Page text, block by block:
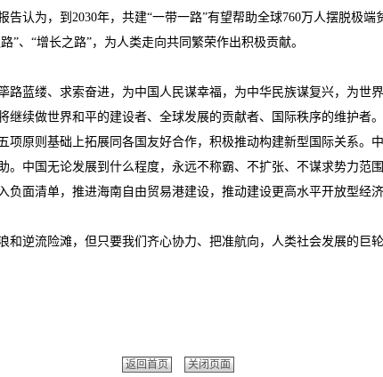
为，到2030年，共建“一带一路”有望帮助全球760万人摆脱极端
”、“增长之路”，为人类走向共同繁荣作出积极贡献。
蓝缕、求索奋进，为中国人民谋幸福，为中华民族谋复兴，为世
续做世界和平的建设者、全球发展的贡献者、国际秩序的维护者。
则基础上拓展同各国友好合作，积极推动构建新型国际关系。
中国无论发展到什么程度，永远不称霸、不扩张、不谋求势力范
面清单，推进海南自由贸易港建设，推动建设更高水平开放型经
流险滩，但只要我们齐心协力、把准航向，人类社会发展的巨轮
返回首页 关闭页面